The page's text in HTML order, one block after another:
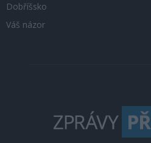
Dobříšsko
Váš názor